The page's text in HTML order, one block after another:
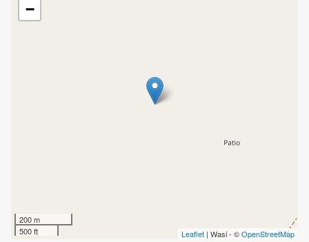
−
200 m
500 ft
Leaflet | Wasi - ©OpenStreetMap